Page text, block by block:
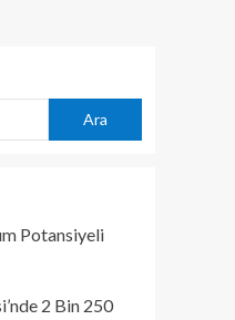
Ara
Potansiyeli
2 Bin 250